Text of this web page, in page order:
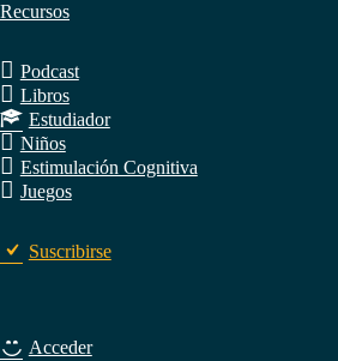
Recursos
Podcast
Libros
Estudiador
Niños
Estimulación Cognitiva
Juegos
Suscribirse
Acceder